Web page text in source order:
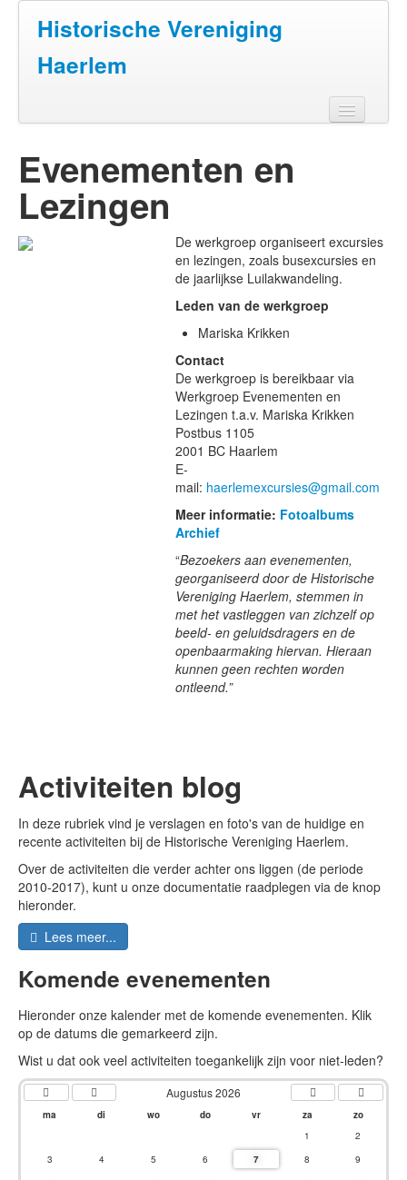
Historische Vereniging
Haerlem
Doen
Zien
Gebruikersnaam vergeten?
Evenementen en
Lezingen
De werkgroep organiseert excursies
en lezingen, zoals busexcursies en
de jaarlijkse Luilakwandeling.
Leden van de werkgroep
Mariska Krikken
Contact
De werkgroep is bereikbaar via
Werkgroep Evenementen en
Lezingen t.a.v. Mariska Krikken
Postbus 1105
2001 BC Haarlem
E-
mail: haerlemexcursies@gmail.com
Meer informatie: Fotoalbums
Archief
“Bezoekers aan evenementen,
georganiseerd door de Historische
Vereniging Haerlem, stemmen in
met het vastleggen van zichzelf op
beeld- en geluidsdragers en de
openbaarmaking hiervan. Hieraan
kunnen geen rechten worden
ontleend.”
Activiteiten blog
In deze rubriek vind je verslagen en foto's van de huidige en
recente activiteiten bij de Historische Vereniging Haerlem.
Over de activiteiten die verder achter ons liggen (de periode
2010-2017), kunt u onze documentatie raadplegen via de knop
hieronder.
Lees meer...
Komende evenementen
Hieronder onze kalender met de komende evenementen. Klik
op de datums die gemarkeerd zijn.
Wist u dat ook veel activiteiten toegankelijk zijn voor niet-leden?
Augustus 2026
ma di wo do vr za
zo
1
2
3
4 5 6 7 8
9